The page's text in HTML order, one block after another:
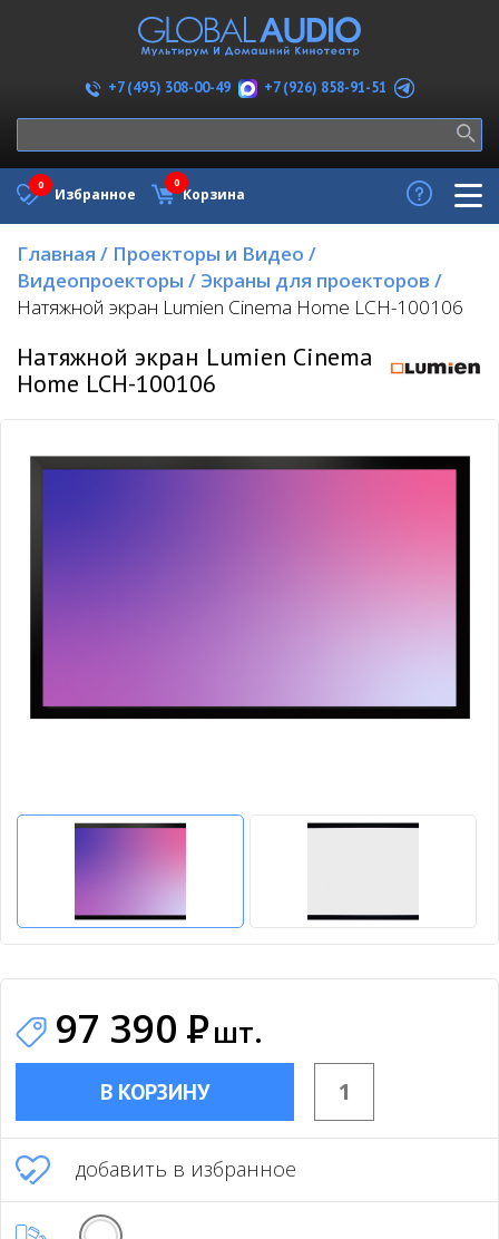
+7 (495) 308-00-49 +7 (926) 858-91-51
Избранное
0
Корзина
0
Главная / Проекторы и Видео /
Видеопроекторы / Экраны для проекторов /
Натяжной экран Lumien Cinema Home LCH-100106
Натяжной экран Lumien Cinema
Home LCH-100106
97 390 Ршт.
В КОРЗИНУ
добавить в избранное